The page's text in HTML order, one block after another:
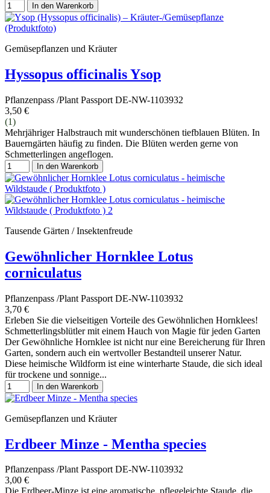
In den Warenkorb
Gemüsepflanzen und Kräuter
Hyssopus officinalis Ysop
Pflanzenpass /Plant Passport DE-NW-1103932
3,50 €
(1)
Mehrjähriger Halbstrauch mit wunderschönen tiefblauen Blüten. In
Bauerngärten häufig zu finden. Die Blüten werden gerne von
Schmetterlingen angeflogen.
In den Warenkorb
Tausende Gärten / Insektenfreude
Gewöhnlicher Hornklee Lotus
corniculatus
Pflanzenpass /Plant Passport DE-NW-1103932
3,70 €
Erleben Sie die vielseitigen Vorteile des Gewöhnlichen Hornklees!
Schmetterlingsblütler mit einem Hauch von Magie für jeden Garten
Der Gewöhnliche Hornklee ist nicht nur eine Bereicherung für Ihren
Garten, sondern auch ein wertvoller Bestandteil unserer Natur.
Diese heimische Wildform ist eine winterharte Staude, die sich ideal
für trockene und sonnige...
In den Warenkorb
Gemüsepflanzen und Kräuter
Erdbeer Minze - Mentha species
Pflanzenpass /Plant Passport DE-NW-1103932
3,00 €